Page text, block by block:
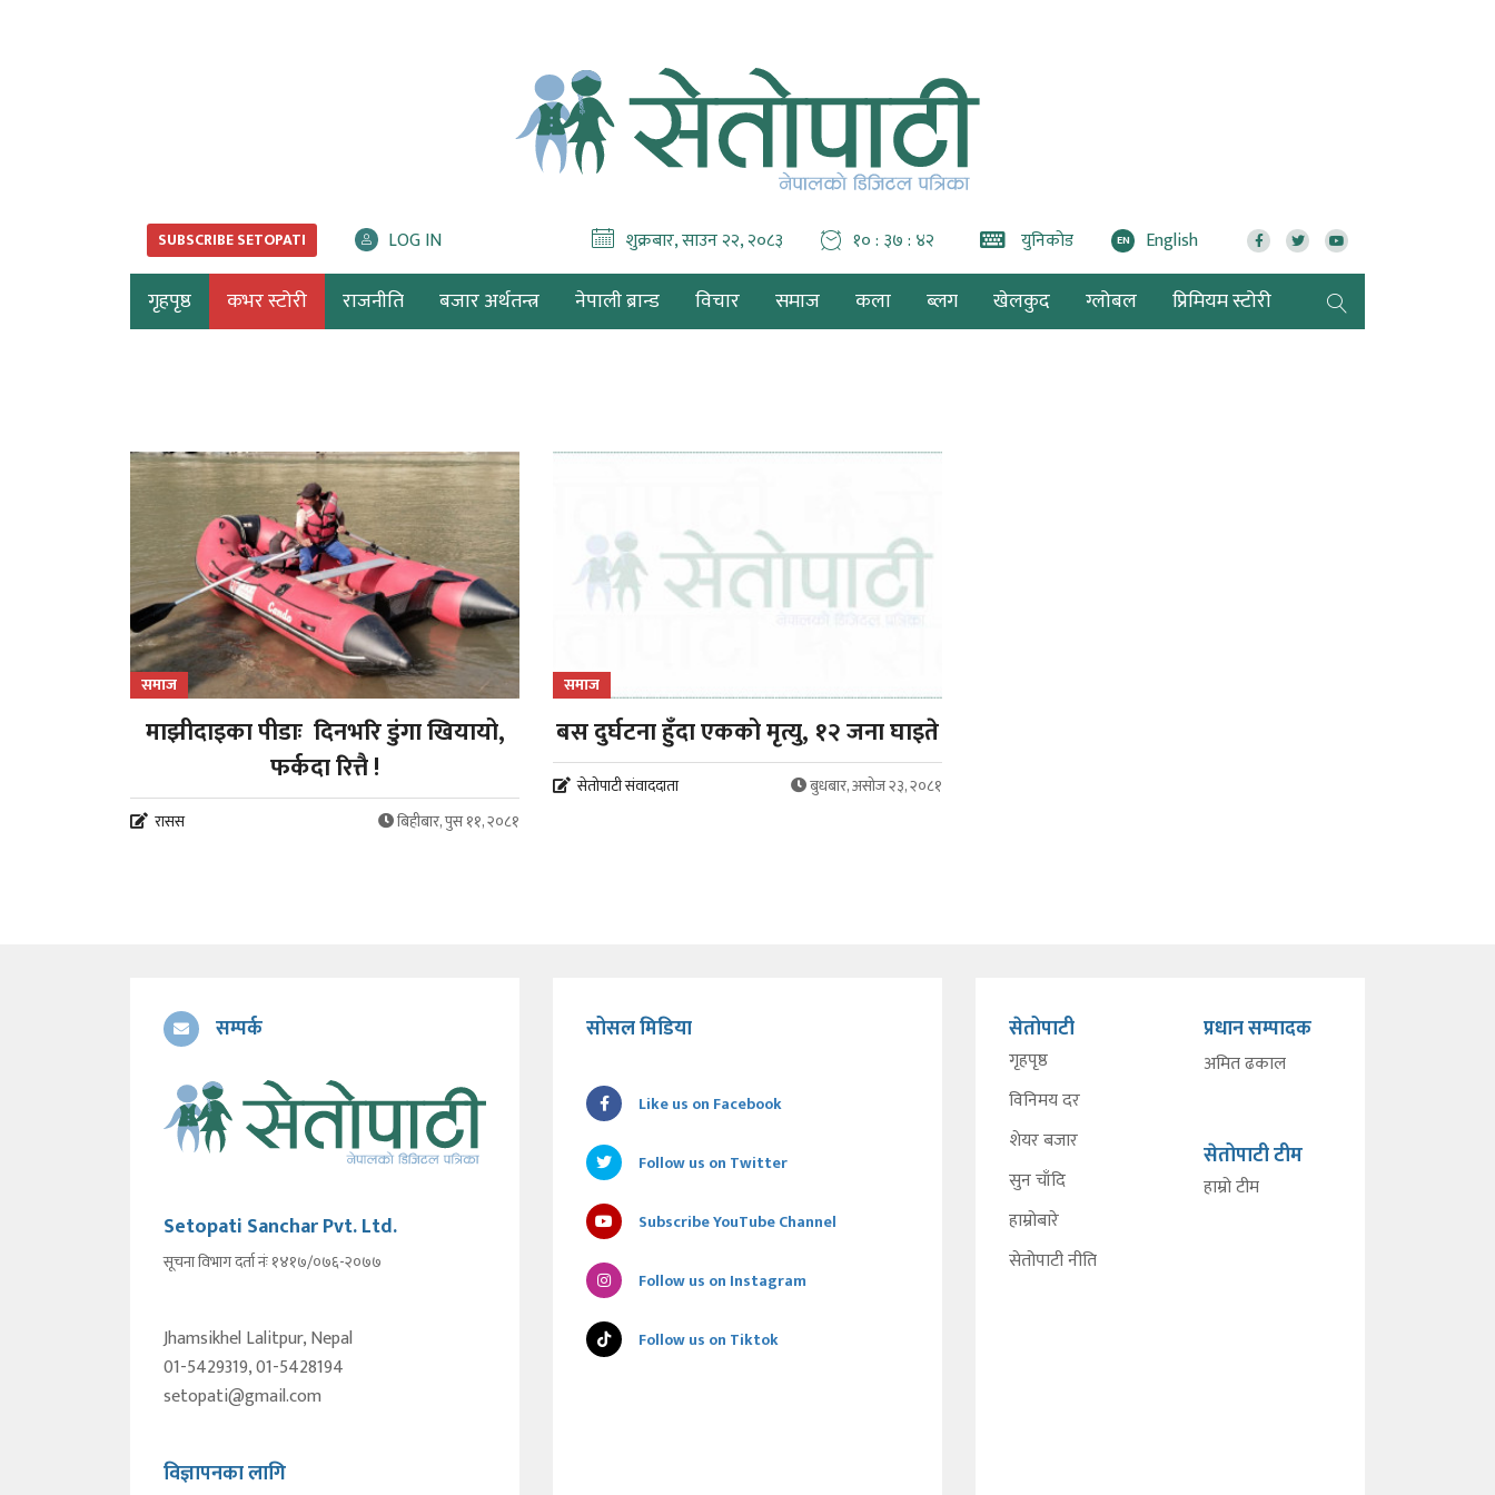
SUBSCRIBE SETOPATI LOG IN शुक्रबार, साउन २२, २०८३ १० : ३७ : ४२ युनिकोड EN English
गृहपृष्ठ कभर स्टोरी राजनीति बजार अर्थतन्त्र नेपाली ब्रान्ड विचार समाज कला ब्लग खेलकुद ग्लोबल प्रिमियम स्टोरी
समाज
माझीदाइका पीडाः दिनभरि डुंगा खियायो,
फर्कदा रित्तै !
रासस बिहीबार, पुस ११, २०८१
समाज
बस दुर्घटना हुँदा एकको मृत्यु, १२ जना घाइते
सेतोपाटी संवाददाता बुधबार, असोज २३, २०८१
सम्पर्क
Setopati Sanchar Pvt. Ltd.
सूचना विभाग दर्ता नंः १४१७/०७६-२०७७
Jhamsikhel Lalitpur, Nepal
01-5429319, 01-5428194
setopati@gmail.com
विज्ञापनका लागि
सोसल मिडिया
Like us on Facebook
Follow us on Twitter
Subscribe YouTube Channel
Follow us on Instagram
Follow us on Tiktok
सेतोपाटी
गृहपृष्ठ
विनिमय दर
शेयर बजार
सुन चाँदि
हाम्रोबारे
सेतोपाटी नीति
प्रधान सम्पादक
अमित ढकाल
सेतोपाटी टीम
हाम्रो टीम